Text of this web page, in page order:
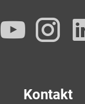
Kontakt